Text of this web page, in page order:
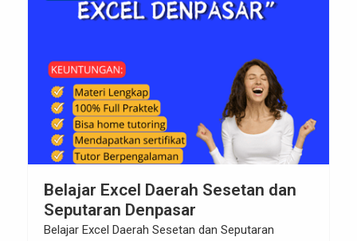
Renon, Denpasar, dan ingin […]
Belajar Excel Daerah Sesetan dan
Seputaran Denpasar
Belajar Excel Daerah Sesetan dan Seputaran